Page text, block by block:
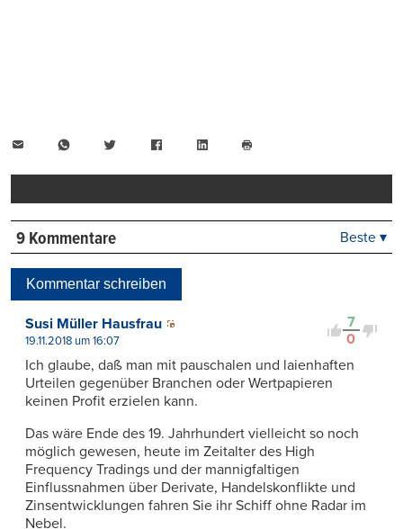
WhatsAppTwitter FacebookLinkedIn
drucken
9 Kommentare Beste ▾
Kommentar schreiben
7
0
Susi Müller Hausfrau
19.11.2018 um 16:07
Ich glaube, daß man mit pauschalen und laienhaften
Urteilen gegenüber Branchen oder Wertpapieren
keinen Profit erzielen kann.
Das wäre Ende des 19. Jahrhundert vielleicht so noch
möglich gewesen, heute im Zeitalter des High
Frequency Tradings und der mannigfaltigen
Einflussnahmen über Derivate, Handelskonflikte und
Zinsentwicklungen fahren Sie ihr Schiff ohne Radar im
Nebel.